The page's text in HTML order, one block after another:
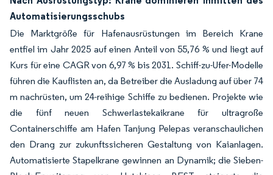
Automatisierungsschubs
Die Marktgröße für Hafenausrüstungen im Bereich Krane
entfiel im Jahr 2025 auf einen Anteil von 55,76 % und liegt auf
Kurs für eine CAGR von 6,97 % bis 2031. Schiff-zu-Ufer-Modelle
führen die Kauflisten an, da Betreiber die Ausladung auf über 74
m nachrüsten, um 24-reihige Schiffe zu bedienen. Projekte wie
die fünf neuen Schwerlastekaikrane für ultragroße
Containerschiffe am Hafen Tanjung Pelepas veranschaulichen
den Drang zur zukunftssicheren Gestaltung von Kaianlagen.
Automatisierte Stapelkrane gewinnen an Dynamik; die Sieben-